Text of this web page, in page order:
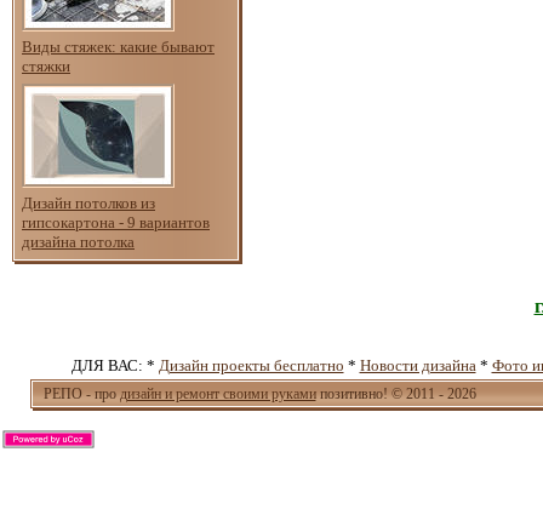
Виды стяжек: какие бывают
стяжки
Дизайн потолков из
гипсокартона - 9 вариантов
дизайна потолка
ДЛЯ ВАС: * Дизайн проекты бесплатно * Новости дизайна* Фото
РЕПО - продизайн и ремонт своими рукамипозитивно! © 2011 - 2026